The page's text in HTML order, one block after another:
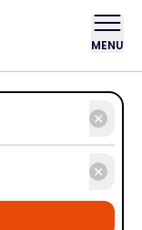
MENU